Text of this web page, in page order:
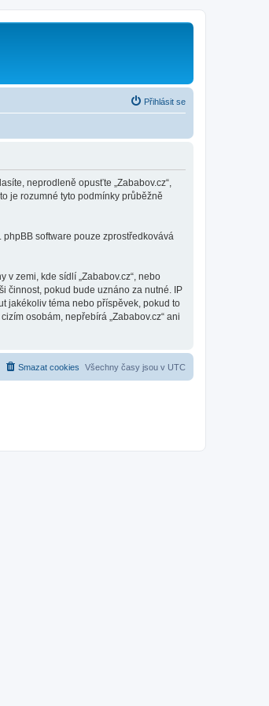
Přihlásit se
neprodleně opusťte „Zababov.cz“,
je rozumné tyto podmínky průběžně
. phpBB software pouze zprostředkovává
zemi, kde sídlí „Zababov.cz“, nebo
činnost, pokud bude uznáno za nutné. IP
jakékoliv téma nebo příspěvek, pokud to
osobám, nepřebírá „Zababov.cz“ ani
Všechny časy jsou v UTC
Smazat cookies